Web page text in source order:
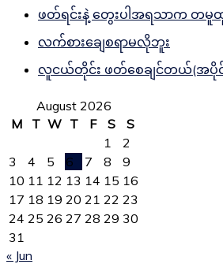
ဖတ်ရင်းနဲ့ တွေးပါအရသာက တမူထူ
လက်စားချေစရာမလိုဘူး
လူငယ်တိုင်း ဖတ်စေချင်တယ်(အပိုင်
August 2026
M
T W T F S
S
1
2
3
4 5 6 7 8
9
10 11 12 13 14 15 16
17 18 19 20 21 22 23
24 25 26 27 28 29 30
31
« Jun